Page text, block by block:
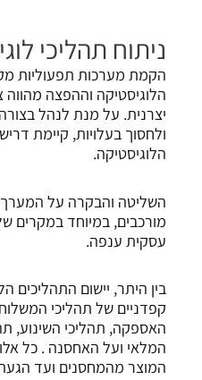
ניתוח תהליכי
הקמת מערכות תפעוליות
הלוגיסטיקה וההפצה
יצרנית. על מנת לנהל
ולחסוך בעלויות, קיימת
הלוגיסטיקה.
השליטה והבקרה על המערך
מורכבים, במיוחד במקרים
עסקית ענפה.
בין היתר, יישום התהליכים
קפדניים של תהליכי
האספקה, תהליכי השינוע,
המלאי ועל האחסנה . כל
המוצר מהמחסנים ועד